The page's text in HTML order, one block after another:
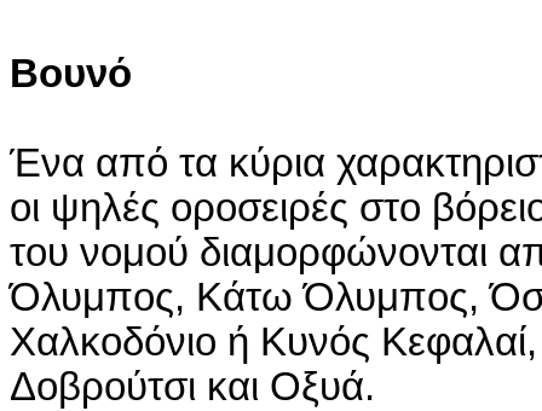
Βουνό
Ένα από τα κύρια
οι ψηλές οροσειρές στο
του νομού διαμορφώνονται
Όλυμπος, Κάτω Όλυμπος,
Χαλκοδόνιο ή Κυνός
Δοβρούτσι και Οξυά.